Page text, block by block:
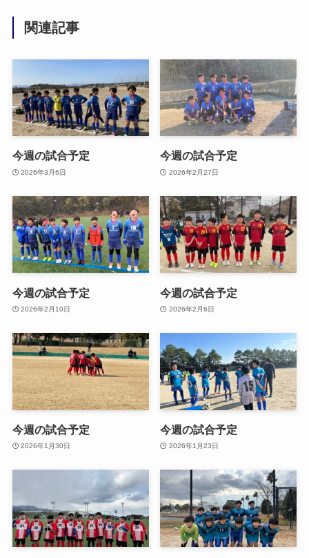
関連記事
今週の試合予定
2026年3月6日
今週の試合予定
2026年2月27日
今週の試合予定
2026年2月10日
今週の試合予定
2026年2月6日
今週の試合予定
2026年1月30日
今週の試合予定
2026年1月23日